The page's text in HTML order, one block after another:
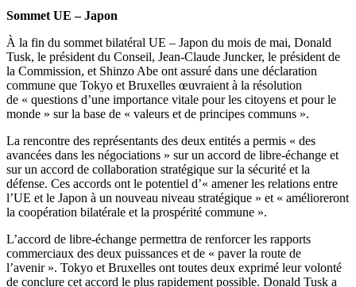
Sommet UE – Japon
À la fin du sommet bilatéral UE – Japon du mois de mai, Donald
Tusk, le président du Conseil, Jean-Claude Juncker, le président de
la Commission, et Shinzo Abe ont assuré dans une déclaration
commune que Tokyo et Bruxelles œuvraient à la résolution
de « questions d’une importance vitale pour les citoyens et pour le
monde » sur la base de « valeurs et de principes communs ».
La rencontre des représentants des deux entités a permis « des
avancées dans les négociations » sur un accord de libre-échange et
sur un accord de collaboration stratégique sur la sécurité et la
défense. Ces accords ont le potentiel d’« amener les relations entre
l’UE et le Japon à un nouveau niveau stratégique » et « amélioreront
la coopération bilatérale et la prospérité commune ».
L’accord de libre-échange permettra de renforcer les rapports
commerciaux des deux puissances et de « paver la route de
l’avenir ». Tokyo et Bruxelles ont toutes deux exprimé leur volonté
de conclure cet accord le plus rapidement possible. Donald Tusk a